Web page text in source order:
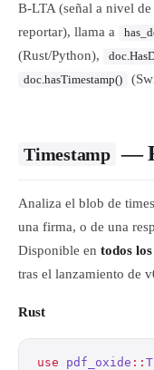
B-LTA (señal a nivel
reportar), llama a
(Rust/Python),
doc.hasTimestamp()
Timestamp —
Analiza el blob de
una firma, o de una
Disponible en todos
tras el lanzamiento de
Rust
use pdf_oxide ::